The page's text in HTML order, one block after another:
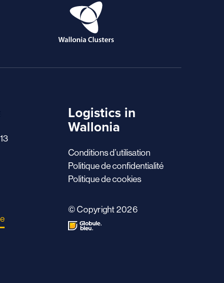
Logistics in
Wallonia
Conditions d’utilisation
Politique de confidentialité
Politique de cookies
© Copyright 2026